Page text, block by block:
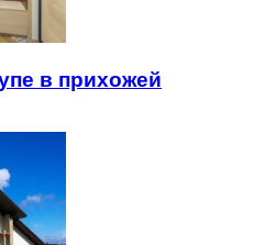
в прихожей